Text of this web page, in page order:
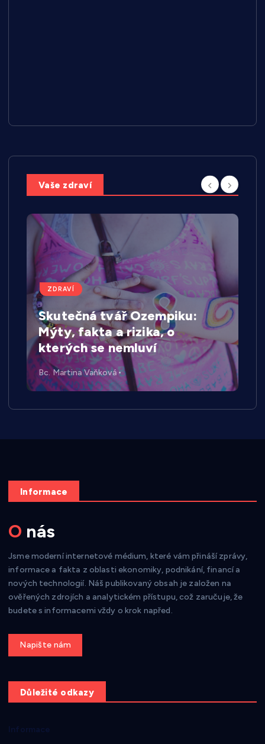
Vaše zdraví
ZDRAVÍ
Skutečná tvář Ozempiku:
Mýty, fakta a rizika, o
kterých se nemluví
Bc. Martina Vaňková
Informace
O nás
Jsme moderní internetové médium, které vám přináší zprávy,
informace a fakta z oblasti ekonomiky, podnikání, financí a
nových technologií. Náš publikovaný obsah je založen na
ověřených zdrojích a analytickém přístupu, což zaručuje, že
budete s informacemi vždy o krok napřed.
Get a Quote
Důležité odkazy
Informace